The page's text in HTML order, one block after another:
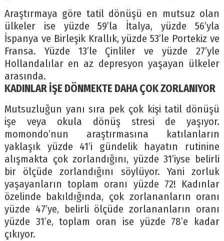
Araştırmaya göre tatil dönüşü en mutsuz olan
ülkeler ise yüzde 59’la İtalya, yüzde 56’yla
İspanya ve Birleşik Krallık, yüzde 53’le Portekiz ve
Fransa. Yüzde 13’le Çinliler ve yüzde 27’yle
Hollandalılar en az depresyon yaşayan ülkeler
arasında.
KADINLAR İŞE DÖNMEKTE DAHA ÇOK ZORLANIYOR
Mutsuzluğun yanı sıra pek çok kişi tatil dönüşü
işe veya okula dönüş stresi de yaşıyor.
momondo’nun araştırmasına katılanların
yaklaşık yüzde 41’i gündelik hayatın rutinine
alışmakta çok zorlandığını, yüzde 31’iyse belirli
bir ölçüde zorlandığını söylüyor. Yani zorluk
yaşayanların toplam oranı yüzde 72! Kadınlar
özelinde bakıldığında, çok zorlananların oranı
yüzde 47’ye, belirli ölçüde zorlananların oranı
yüzde 31’e, toplam oran ise yüzde 78’e kadar
çıkıyor.